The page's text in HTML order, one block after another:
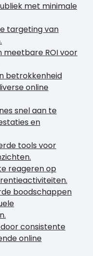
met minimale
targeting van
ROI voor
betrokkenheid
online
snel aan te
en
tools voor
reageren op
boodschappen
consistente
online